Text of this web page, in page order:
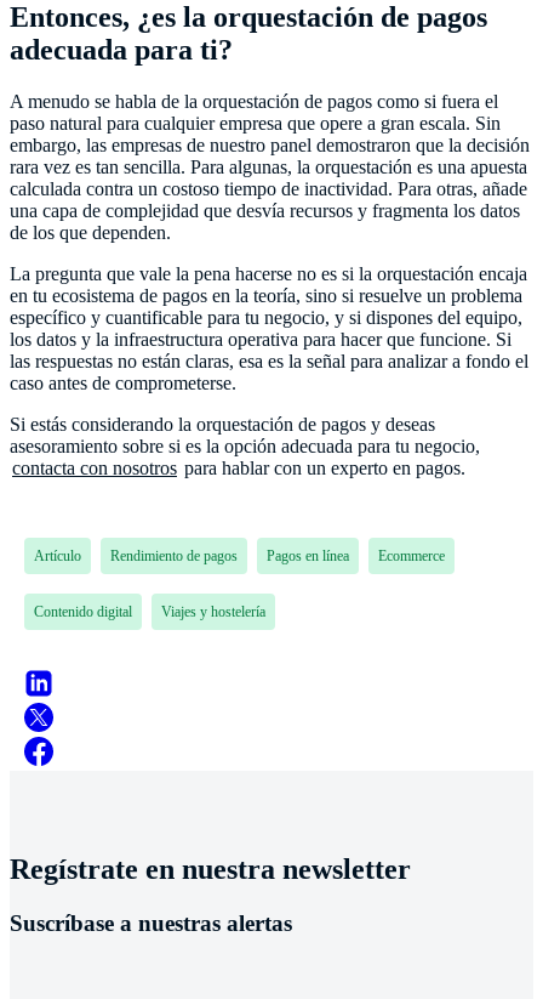
Entonces, ¿es la orquestación de pagos
adecuada para ti?
A menudo se habla de la orquestación de pagos como si fuera el
paso natural para cualquier empresa que opere a gran escala. Sin
embargo, las empresas de nuestro panel demostraron que la decisión
rara vez es tan sencilla. Para algunas, la orquestación es una apuesta
calculada contra un costoso tiempo de inactividad. Para otras, añade
una capa de complejidad que desvía recursos y fragmenta los datos
de los que dependen.
La pregunta que vale la pena hacerse no es si la orquestación encaja
en tu ecosistema de pagos en la teoría, sino si resuelve un problema
específico y cuantificable para tu negocio, y si dispones del equipo,
los datos y la infraestructura operativa para hacer que funcione. Si
las respuestas no están claras, esa es la señal para analizar a fondo el
caso antes de comprometerse.
Si estás considerando la orquestación de pagos y deseas
asesoramiento sobre si es la opción adecuada para tu negocio,
contacta con nosotros para hablar con un experto en pagos.
Artículo Rendimiento de pagos Pagos en línea Ecommerce
Contenido digital Viajes y hostelería
Regístrate en nuestra newsletter
Suscríbase a nuestras alertas